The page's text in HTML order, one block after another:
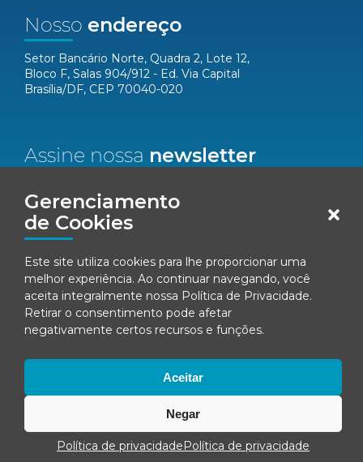
Gerenciamento
de Cookies
Este site utiliza cookies para lhe proporcionar uma
melhor experiência. Ao continuar navegando, você
aceita integralmente nossa Política de Privacidade.
Retirar o consentimento pode afetar
negativamente certos recursos e funções.
Aceitar
Negar
Política de privacidadePolítica de privacidade
Nosso endereço
Setor Bancário Norte, Quadra 2, Lote 12,
Bloco F, Salas 904/912 - Ed. Via Capital
Brasília/DF, CEP 70040-020
Assine nossa newsletter
Email*
Concordo em receber comunicações da Fenacon.
Cadastrar
Ao se inscrever, você concorda com nossaPolítica de Privacidade
© Fenacon 2026
Todos os direitos reservados.